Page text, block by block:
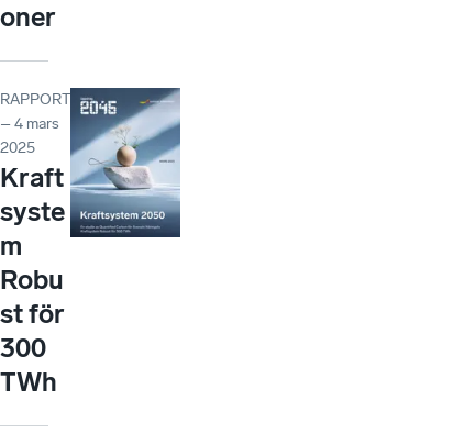
oner
RAPPORT
– 4 mars
2025
Kraft
syste
m
Robu
st för
300
TWh